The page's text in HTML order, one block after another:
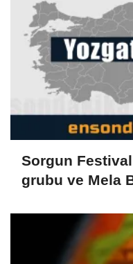
Sorgun
grubu ve Mela